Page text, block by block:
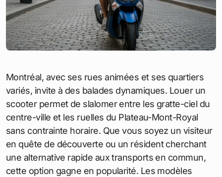
Montréal, avec ses rues animées et ses quartiers
variés, invite à des balades dynamiques. Louer un
scooter permet de slalomer entre les gratte-ciel du
centre-ville et les ruelles du Plateau-Mont-Royal
sans contrainte horaire. Que vous soyez un visiteur
en quête de découverte ou un résident cherchant
une alternative rapide aux transports en commun,
cette option gagne en popularité. Les modèles